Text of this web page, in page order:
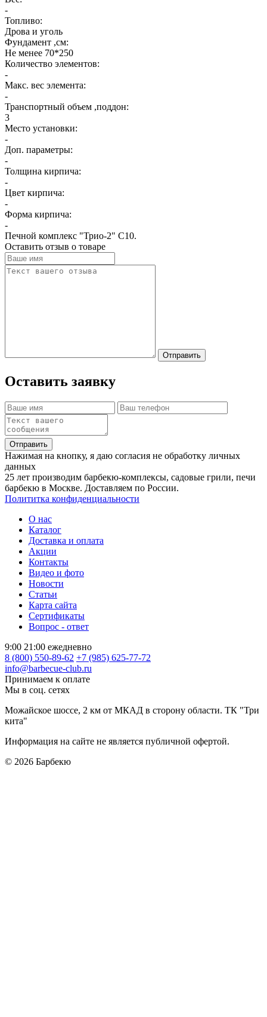
-
Топливо:
Дрова и уголь
Фундамент ,см:
Не менее 70*250
Количество элементов:
-
Макс. вес элемента:
-
Транспортный объем ,поддон:
3
Место установки:
-
Доп. параметры:
-
Толщина кирпича:
-
Цвет кирпича:
-
Форма кирпича:
-
Печной комплекс "Трио-2" С10.
Оставить отзыв о товаре
Отправить
Оставить заявку
Отправить
Нажимая на кнопку, я даю согласия не обработку личных
данных
25 лет производим барбекю-комплексы, садовые грили, печи
барбекю в Москве. Доставляем по России.
Полититка конфиденциальности
О нас
Каталог
Доставка и оплата
Акции
Контакты
Видео и фото
Новости
Статьи
Карта сайта
Сертификаты
Вопрос - ответ
9:00 21:00 ежедневно
8 (800) 550-89-62 +7 (985) 625-77-72
info@barbecue-club.ru
Принимаем к оплате
Мы в соц. сетях
Можайское шоссе, 2 км от МКАД в сторону области. ТК "Три
кита"
Информация на сайте не является публичной офертой.
© 2026 Барбекю